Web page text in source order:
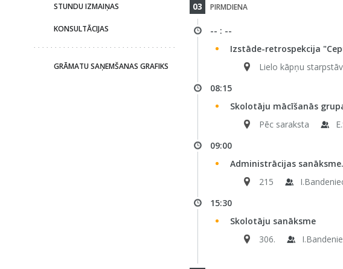
STUNDU IZMAIŅAS
KONSULTĀCIJAS
GRĀMATU SAŅEMŠANAS GRAFIKS
03 PIRMDIENA
-- : --
Izstāde-retrospekcija
Lielo kāpņu
08:15
Skolotāju mācīšanās
Pēc saraksta
09:00
Administrācijas sanāksme.
215
15:30
Skolotāju sanāksme
306.